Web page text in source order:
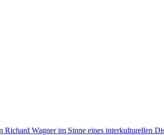
Wagner im Sinne eines interkulturellen